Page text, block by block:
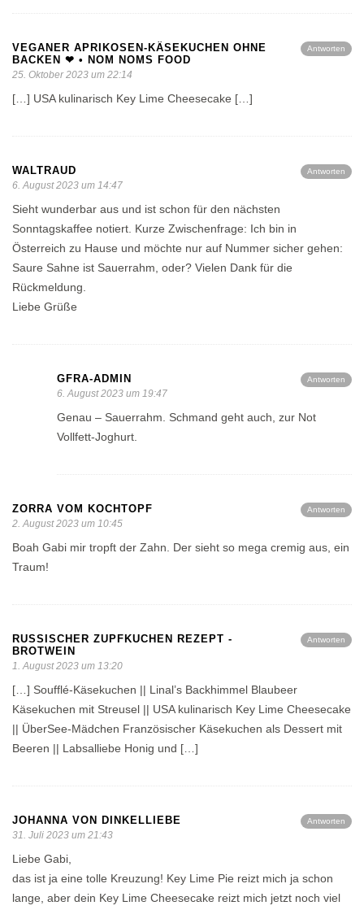
Antworten
VEGANER APRIKOSEN-KÄSEKUCHEN OHNE
BACKEN ❤ • NOM NOMS FOOD
25. Oktober 2023 um 22:14
[…] USA kulinarisch Key Lime Cheesecake […]
Antworten
WALTRAUD
6. August 2023 um 14:47
Sieht wunderbar aus und ist schon für den nächsten
Sonntagskaffee notiert. Kurze Zwischenfrage: Ich bin in
Österreich zu Hause und möchte nur auf Nummer sicher gehen:
Saure Sahne ist Sauerrahm, oder? Vielen Dank für die
Rückmeldung.
Liebe Grüße
Antworten
GFRA-ADMIN
6. August 2023 um 19:47
Genau – Sauerrahm. Schmand geht auch, zur Not
Vollfett-Joghurt.
Antworten
ZORRA VOM KOCHTOPF
2. August 2023 um 10:45
Boah Gabi mir tropft der Zahn. Der sieht so mega cremig aus, ein
Traum!
Antworten
RUSSISCHER ZUPFKUCHEN REZEPT -
BROTWEIN
1. August 2023 um 13:20
[…] Soufflé-Käsekuchen || Linal’s Backhimmel Blaubeer
Käsekuchen mit Streusel || USA kulinarisch Key Lime Cheesecake
|| ÜberSee-Mädchen Französischer Käsekuchen als Dessert mit
Beeren || Labsalliebe Honig und […]
Antworten
JOHANNA VON DINKELLIEBE
31. Juli 2023 um 21:43
Liebe Gabi,
das ist ja eine tolle Kreuzung! Key Lime Pie reizt mich ja schon
lange, aber dein Key Lime Cheesecake reizt mich jetzt noch viel